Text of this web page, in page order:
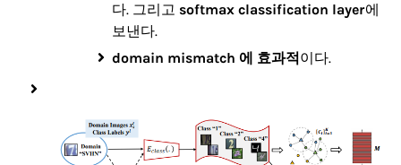
다. 그리고 softmax classification layer에
보낸다.
domain mismatch 에 효과적 이다.